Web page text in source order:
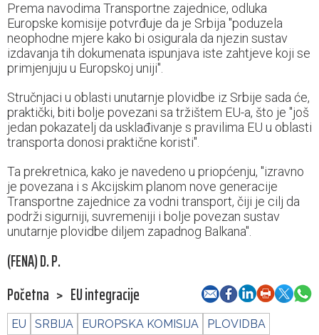
Prema navodima Transportne zajednice, odluka
Europske komisije potvrđuje da je Srbija "poduzela
neophodne mjere kako bi osigurala da njezin sustav
izdavanja tih dokumenata ispunjava iste zahtjeve koji se
primjenjuju u Europskoj uniji".
Stručnjaci u oblasti unutarnje plovidbe iz Srbije sada će,
praktički, biti bolje povezani sa tržištem EU-a, što je "još
jedan pokazatelj da usklađivanje s pravilima EU u oblasti
transporta donosi praktične koristi".
Ta prekretnica, kako je navedeno u priopćenju, "izravno
je povezana i s Akcijskim planom nove generacije
Transportne zajednice za vodni transport, čiji je cilj da
podrži sigurniji, suvremeniji i bolje povezan sustav
unutarnje plovidbe diljem zapadnog Balkana".
(FENA) D. P.
Početna > EU integracije
EU SRBIJA EUROPSKA KOMISIJA PLOVIDBA